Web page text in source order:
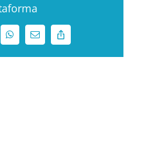
WhatsAppCorreo
electrónico
Copy
Link